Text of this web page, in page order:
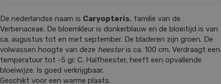
De nederlandse naam is Caryopteris, familie van de
Verbenaceae. De bloemkleur is donkerblauw en de bloeitijd is van
ca. augustus tot en met september. De bladeren zijn groen. De
volwassen hoogte van deze heesteris ca. 100 cm. Verdraagt een
temperatuur tot -5 gr. C. Halfheester, heeft een opvallende
bloeiwijze. Is goed verkrijgbaar.
Geschikt voor een warme plaats.